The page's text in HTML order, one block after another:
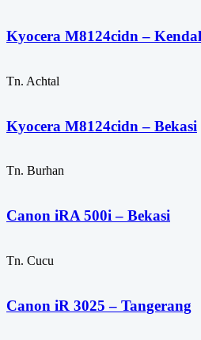
Kyocera M8124cidn – Kendal
Tn. Achtal
Kyocera M8124cidn – Bekasi
Tn. Burhan
Canon iRA 500i – Bekasi
Tn. Cucu
Canon iR 3025 – Tangerang